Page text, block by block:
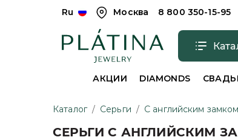
Ru Москва 8 800 350-15-95
АКЦИИ DIAMONDS
Каталог / Серьги / С английским замком
СЕРЬГИ С АНГЛИЙСКИМ